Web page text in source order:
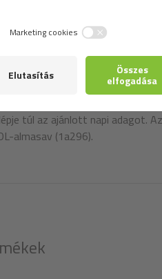
csemegeként vagy
túl az ajánlott napi adagot.
almasav (1a296).